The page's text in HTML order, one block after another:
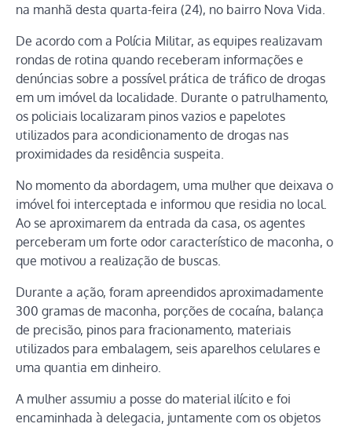
na manhã desta quarta-feira (24), no bairro Nova Vida.
De acordo com a Polícia Militar, as equipes realizavam
rondas de rotina quando receberam informações e
denúncias sobre a possível prática de tráfico de drogas
em um imóvel da localidade. Durante o patrulhamento,
os policiais localizaram pinos vazios e papelotes
utilizados para acondicionamento de drogas nas
proximidades da residência suspeita.
No momento da abordagem, uma mulher que deixava o
imóvel foi interceptada e informou que residia no local.
Ao se aproximarem da entrada da casa, os agentes
perceberam um forte odor característico de maconha, o
que motivou a realização de buscas.
Durante a ação, foram apreendidos aproximadamente
300 gramas de maconha, porções de cocaína, balança
de precisão, pinos para fracionamento, materiais
utilizados para embalagem, seis aparelhos celulares e
uma quantia em dinheiro.
A mulher assumiu a posse do material ilícito e foi
encaminhada à delegacia, juntamente com os objetos